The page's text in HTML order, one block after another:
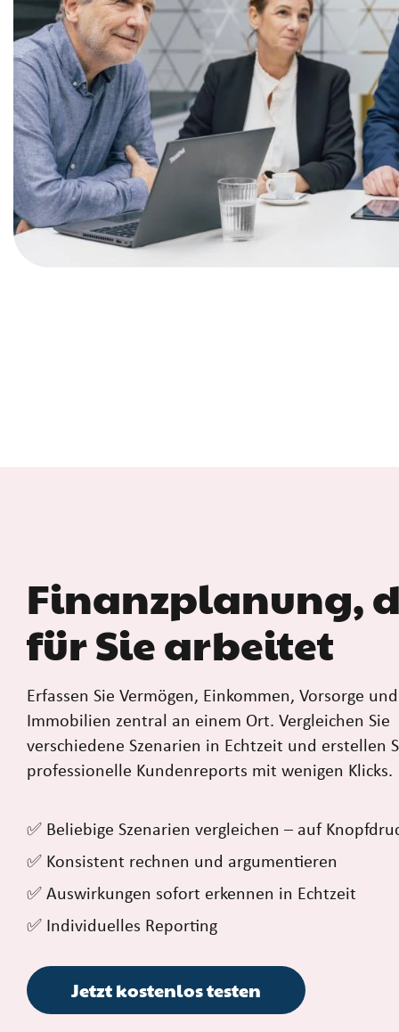
Finanzplanung,
für Sie arbeitet
Erfassen Sie Vermögen, Einkommen, Vorsorge und
Immobilien zentral an einem Ort. Vergleichen Sie
verschiedene Szenarien in Echtzeit und erstellen
professionelle Kundenreports mit wenigen Klicks.
✅ Beliebige Szenarien vergleichen – auf
✅ Konsistent rechnen und argumentieren
✅ Auswirkungen sofort erkennen in Echtzeit
✅ Individuelles Reporting
Jetzt kostenlos testen